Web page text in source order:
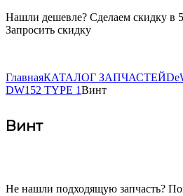
Нашли дешевле? Сделаем скидку в
Запросить скидку
ГлавнаяКАТАЛОГ ЗАПЧАСТЕЙ
DW152 TYPE 1Винт
Винт
Не нашли подходящую запчасть?